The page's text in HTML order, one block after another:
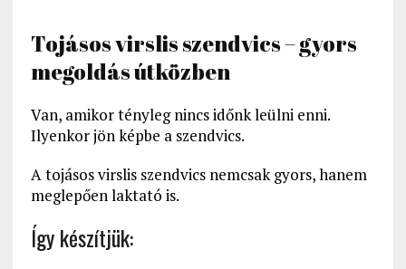
Tojásos virslis szendvics – gyors
megoldás útközben
Van, amikor tényleg nincs időnk leülni enni.
Ilyenkor jön képbe a szendvics.
A tojásos virslis szendvics nemcsak gyors, hanem
meglepően laktató is.
Így készítjük: